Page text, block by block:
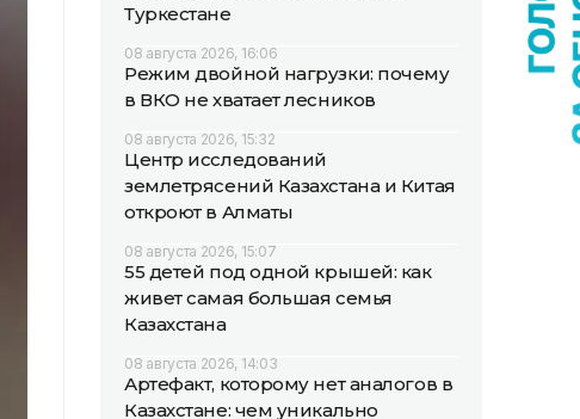
Туркестане
08 августа 2026, 16:06
Режим двойной нагрузки: почему
в ВКО не хватает лесников
08 августа 2026, 15:32
Центр исследований
землетрясений Казахстана и Китая
откроют в Алматы
08 августа 2026, 15:07
55 детей под одной крышей: как
живет самая большая семья
Казахстана
08 августа 2026, 14:03
Артефакт, которому нет аналогов в
Казахстане: чем уникально